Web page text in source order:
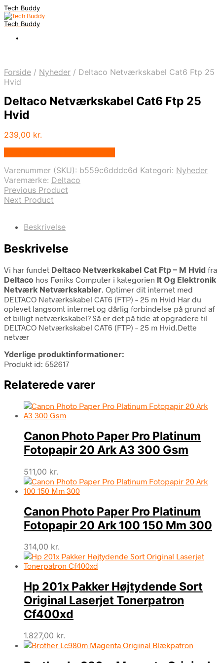
Tech Buddy
Tech Buddy
Forside / Nyheder / Deltaco Netværkskabel Cat6 Ftp 25
Hvid
Deltaco Netværkskabel Cat6 Ftp 25
Hvid
239,00 kr.
Varenummer (SKU): b559c6dddc6d Kategori: Nyheder
Varemærke: Deltaco
Previous Product
Next Product
Beskrivelse
Beskrivelse
Vi har fundet Deltaco Netværkskabel Cat Ftp – M Hvid fra
Deltaco hos Føniks Computer i kategorien It Og Elektronik
Netværk Netværkskabler. Optimer dit internet med
DELTACO Netværkskabel CAT6 (FTP) – 25 m Hvid Har du
oplevet langsomt internet og dårlig forbindelse på grund af
et billigt netværkskabel? Så er det på tide at opgradere til
DELTACO Netværkskabel CAT6 (FTP) – 25 m Hvid.Dette
netvær
Yderlige produktinformationer:
Produkt id: 552617
Relaterede varer
Canon Photo Paper Pro Platinum
Fotopapir 20 Ark A3 300 Gsm
511,00 kr.
Canon Photo Paper Pro Platinum
Fotopapir 20 Ark 100 150 Mm 300
314,00 kr.
Hp 201x Pakker Højtydende Sort
Original Laserjet Tonerpatron
Cf400xd
1.827,00 kr.